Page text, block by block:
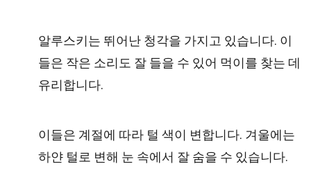
알루스키는 뛰어난 청각을 가지고 있습니다. 이
들은 작은 소리도 잘 들을 수 있어 먹이를 찾는 데
유리합니다.
이들은 계절에 따라 털 색이 변합니다. 겨울에는
하얀 털로 변해 눈 속에서 잘 숨을 수 있습니다.